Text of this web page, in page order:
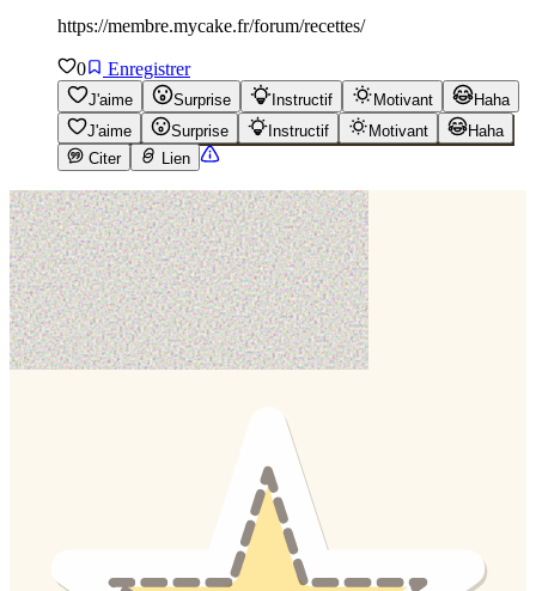
https://membre.mycake.fr/forum/recettes/
0 Enregistrer
J'aime Surprise Instructif Motivant
Haha
J'aime
Surprise Instructif Motivant
Haha
Citer
Lien